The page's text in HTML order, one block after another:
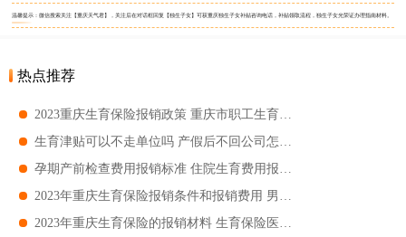
温馨提示：微信搜索关注【重庆天气君】，关注后在对话框回复【独生子女】可获重庆独生子女补贴咨询电话，补贴领取流程，独生子女光荣证办理指南材料。
热点推荐